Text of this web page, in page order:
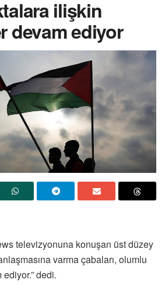
ilişkin
devam ediyor
televizyonuna konuşan üst düzey
varma çabaları, olumlu
dedi.